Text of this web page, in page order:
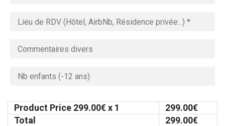
Product Price 299.00€ x 1 299.00€
Total
299.00€